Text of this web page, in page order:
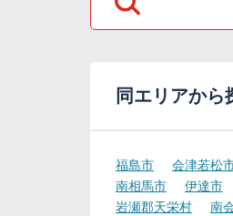
同エリアから
福島市 会津若松
南相馬市
伊達市
岩瀬郡天栄村
南